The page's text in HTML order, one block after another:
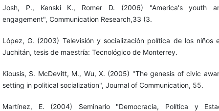
Josh, P., Kenski K., Romer D. (2006) "America's youth
engagement", Communication Research,33 (3.
López, G. (2003) Televisión y socialización política de los niños
Juchitán, tesis de maestría: Tecnológico de Monterrey.
Kiousis, S. McDevitt, M., Wu, X. (2005) "The genesis of civic
setting in political socialization", Journal of Communication, 55.
Martínez, E. (2004) Seminario "Democracia, Política y